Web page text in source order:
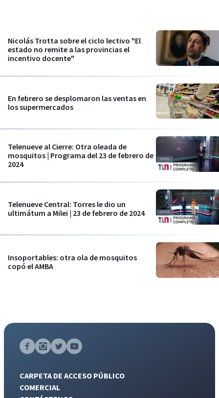
Nicolás Trotta sobre el ciclo lectivo "El
estado no remite a las provincias el
incentivo docente"
En febrero se desplomaron las ventas en
los supermercados
Telenueve al Cierre: Otra oleada de
mosquitos | Programa del 23 de febrero de
2024
Telenueve Central: Torres le dio un
ultimátum a Milei | 23 de febrero de 2024
Insoportables: otra ola de mosquitos
copó el AMBA
CARPETA DE ACCESO PÚBLICO
COMERCIAL